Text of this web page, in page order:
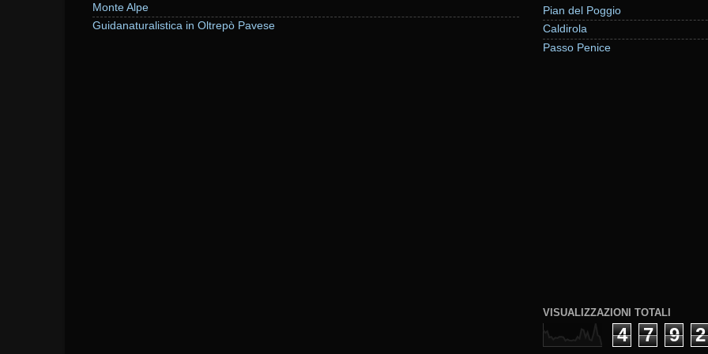
Monte Alpe
Guidanaturalistica in Oltrepò Pavese
Pian del Poggio
Caldirola
Passo Penice
VISUALIZZAZIONI TOTALI
4 7 9 2